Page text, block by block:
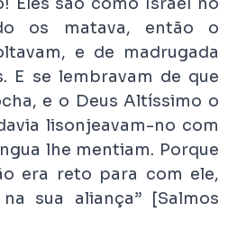
os matava, então o
e de madrugada
E se lembravam de que
e o Deus Altíssimo o
lisonjeavam-no com
lhe mentiam. Porque
era reto para com ele,
sua aliança” [Salmos